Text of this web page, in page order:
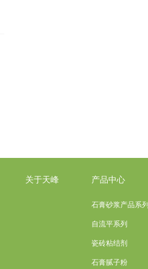
关于天峰 产品中心
石膏砂浆产品系列
自流平系列
瓷砖粘结剂
石膏腻子粉